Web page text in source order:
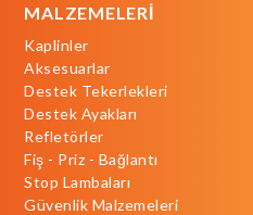
MALZEMELERİ
Kaplinler
Aksesuarlar
Destek Tekerlekleri
Destek Ayakları
Refletörler
Fiş - Priz - Bağlantı
Stop Lambaları
Güvenlik Malzemeleri